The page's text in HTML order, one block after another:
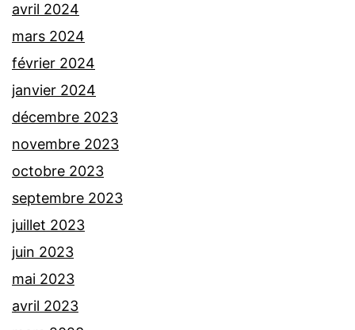
avril 2024
mars 2024
février 2024
janvier 2024
décembre 2023
novembre 2023
octobre 2023
septembre 2023
juillet 2023
juin 2023
mai 2023
avril 2023